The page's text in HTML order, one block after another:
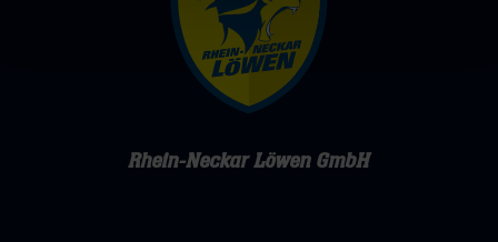
Rhein-Neckar Löwen GmbH